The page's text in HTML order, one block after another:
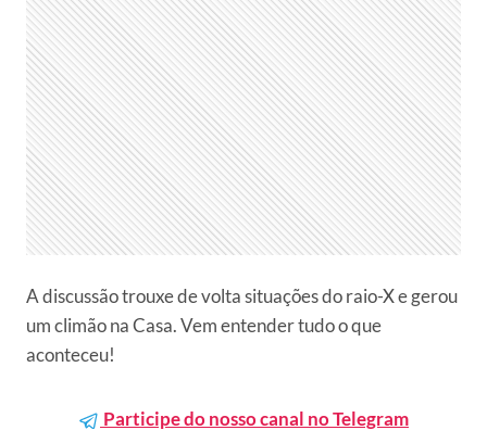
A discussão trouxe de volta situações do raio-X e gerou
um climão na Casa. Vem entender tudo o que
aconteceu!
Participe do nosso canal no Telegram